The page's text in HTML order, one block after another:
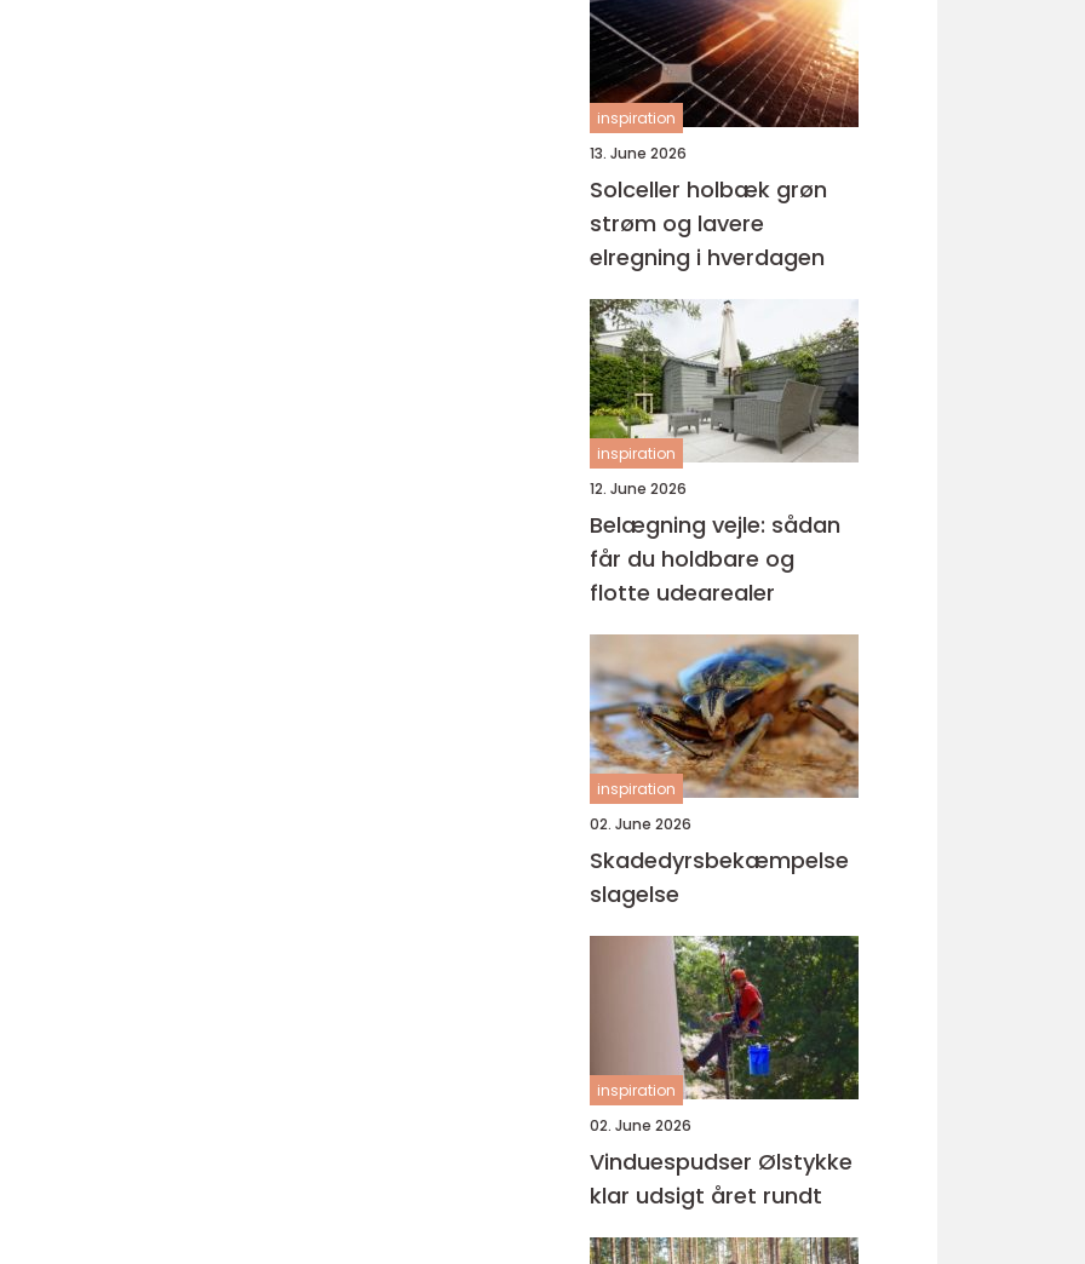
inspiration
13. June 2026
Solceller holbæk grøn
strøm og lavere
elregning i hverdagen
inspiration
12. June 2026
Belægning vejle: sådan
får du holdbare og
flotte udearealer
inspiration
02. June 2026
Skadedyrsbekæmpelse
slagelse
inspiration
02. June 2026
Vinduespudser Ølstykke
klar udsigt året rundt